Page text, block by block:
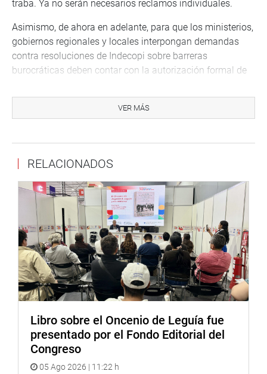
traba. Ya no serán necesarios reclamos individuales.
Asimismo, de ahora en adelante, para que los ministerios,
gobiernos regionales y locales interpongan demandas
contra resoluciones de Indecopi sobre barreras
burocráticas deben contar con la autorización formal de
se requiere la aprobación del Consejo de Ministros. En
regiones y municipios, la autorización debe venir de sus
al artículo 14 del Decreto Legislativo 1044. Cualquier
ciudadano puede presentar una denuncia informativa
ante Indecopi por actos que violen las normas de
competencia desleal. La norma señala que la falta de
pruebas suficientes no es justificación para archivar la
denuncia. Indecopi puede obtener información mediante
requerimiento y está obligado a investigar de oficio
cuando existan indicios razonables.
El presidente de la Comisión de Defensa del Consumidor,
Wilson Quispe Mamani, señaló: «Esta ley amplía las
herramientas para que el INDECOPI continúe con la
eliminación de barreras burocráticas que afectan no solo
a los consumidores sino también a la sociedad en
general”.
VER MÁS
RELACIONADOS
Libro sobre el Oncenio de Leguía fue
presentado por el Fondo Editorial del
Congreso
05 Ago 2026 | 11:22 h